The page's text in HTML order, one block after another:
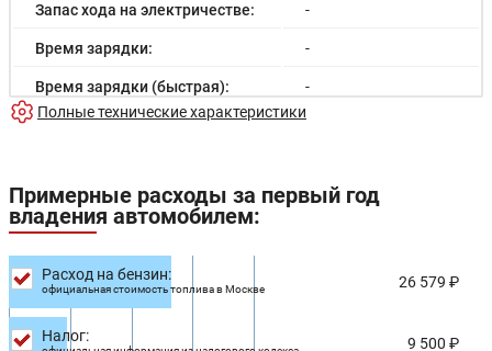
Запас хода на электричестве: -
Время зарядки: -
Время зарядки (быстрая): -
Разгон до 100км/час: -
Расход в городском цикле: -
Расход в смешанном цикле:
Объем топливного бака:
Полные технические характеристики
Примерные расходы за первый год
владения автомобилем:
Расход на бензин:
официальная стоимость топлива в Москве 26 579 ₽
Налог: 9 500 ₽